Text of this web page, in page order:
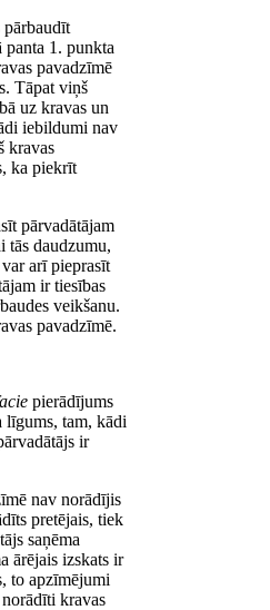
pārbaudīt
panta 1. punkta
pavadzīmē
Tāpat viņš
uz kravas un
iebildumi nav
kravas
ka piekrīt
pārvadātājam
tās daudzumu,
arī pieprasīt
ir tiesības
veikšanu.
pavadzīmē.
pierādījums
līgums, tam, kādi
ir
nav norādījis
pretējais, tiek
saņēma
ārējais izskats ir
to apzīmējumi
kravas